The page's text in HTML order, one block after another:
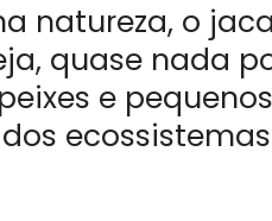
natureza, o
quase nada
e